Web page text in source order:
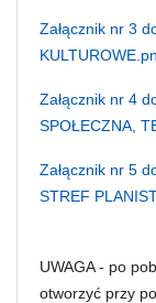
Załącznik nr 3
Załącznik nr 4
SPOŁECZNA,
Załącznik nr 5
STREF
UWAGA - po
otworzyć przy